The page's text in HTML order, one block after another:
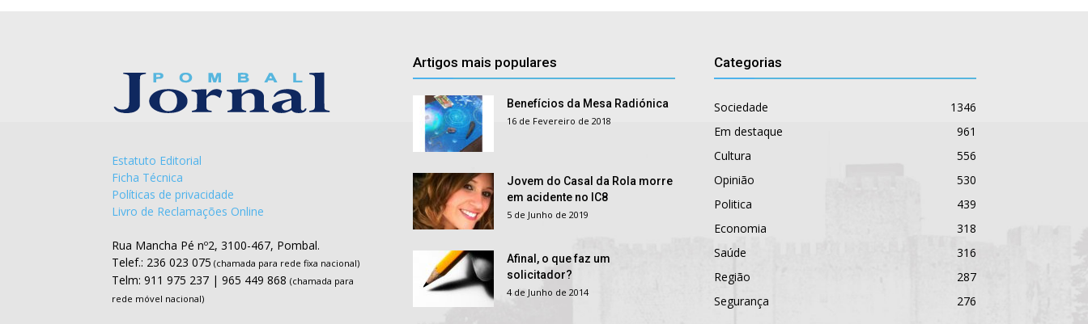
Estatuto Editorial
Ficha Técnica
Políticas de privacidade
Livro de Reclamações Online
Rua Mancha Pé nº2, 3100-467, Pombal.
Telef.: 236 023 075 (chamada para rede fixa nacional)
Telm: 911 975 237 | 965 449 868 (chamada para
rede móvel nacional)
Artigos mais populares
Benefícios da Mesa Radiónica
16 de Fevereiro de 2018
Jovem do Casal da Rola morre
em acidente no IC8
5 de Junho de 2019
Afinal, o que faz um
solicitador?
4 de Junho de 2014
Categorias
Sociedade
1346
Em destaque
961
Cultura
556
Opinião
530
Politica
439
Economia
318
Saúde
316
Região
287
Segurança
276